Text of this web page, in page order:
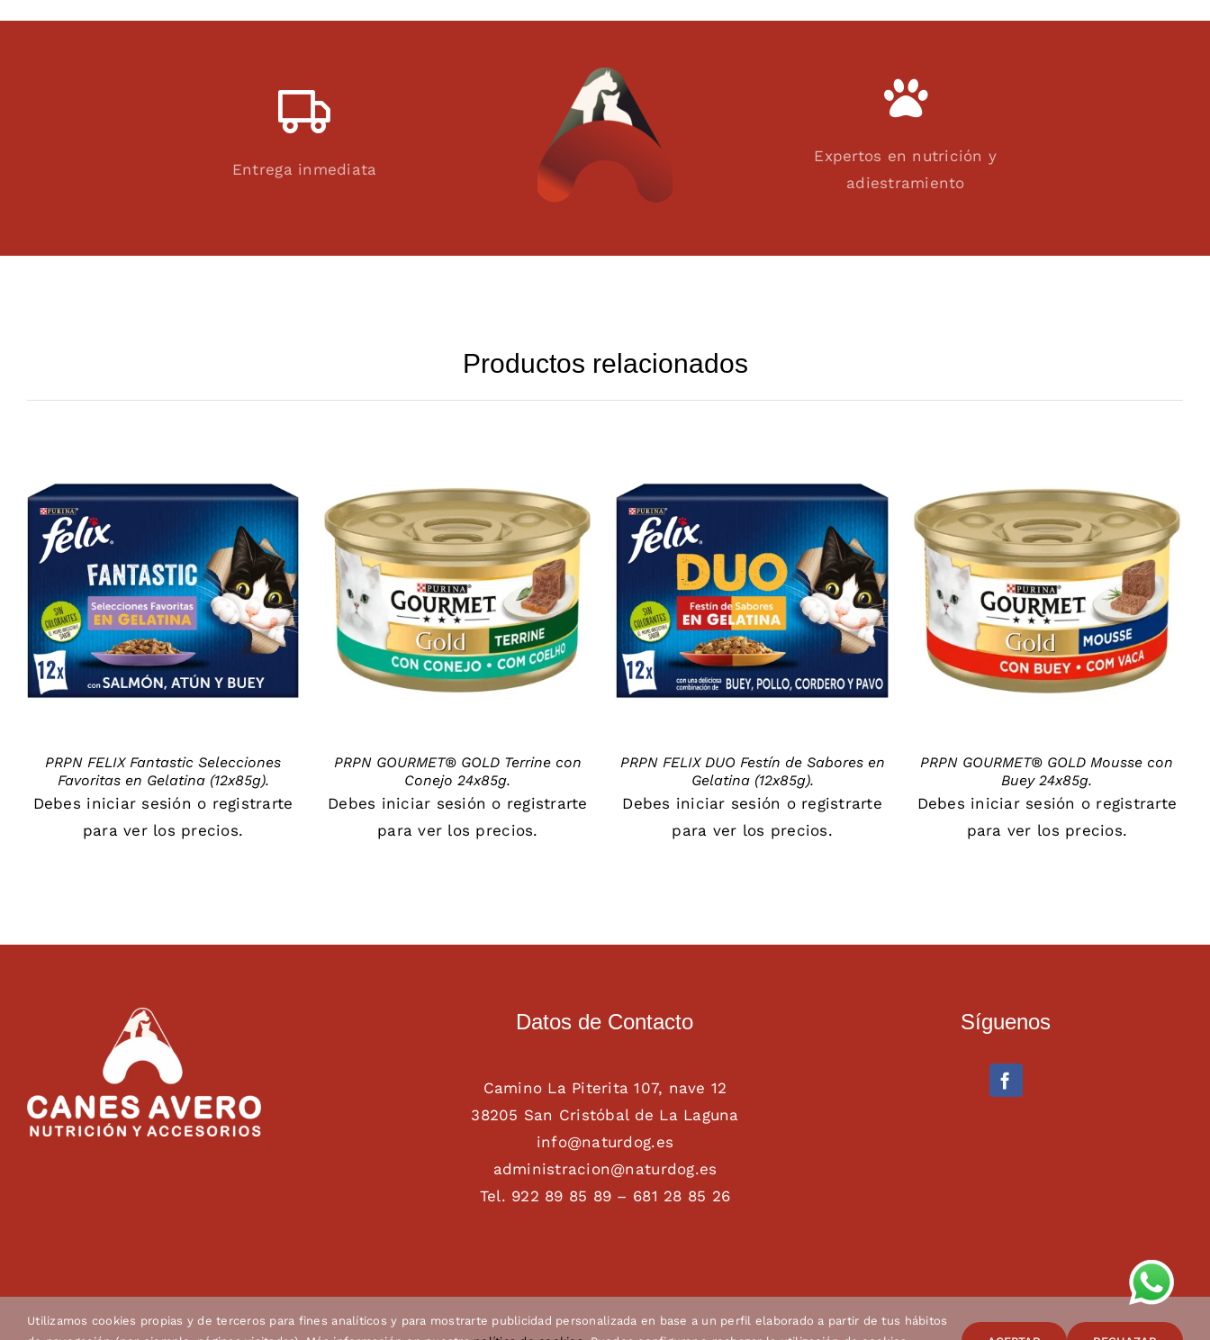
Entrega inmediata
Expertos en nutrición y
adiestramiento
Productos relacionados
DETAILS
PRPN FELIX Fantastic Selecciones
Favoritas en Gelatina (12x85g).
Debes iniciar sesión o registrarte
para ver los precios.
DETAILS
PRPN GOURMET® GOLD Terrine con
Conejo 24x85g.
Debes iniciar sesión o registrarte
para ver los precios.
DETAILS
PRPN FELIX DUO Festín de Sabores en
Gelatina (12x85g).
Debes iniciar sesión o registrarte
para ver los precios.
DETAILS
PRPN GOURMET® GOLD Mousse con
Buey 24x85g.
Debes iniciar sesión o registrarte
para ver los precios.
Datos de Contacto
Camino La Piterita 107, nave 12
38205 San Cristóbal de La Laguna
info@naturdog.es
administracion@naturdog.es
Tel. 922 89 85 89 – 681 28 85 26
Síguenos
Utilizamos cookies propias y de terceros para fines analíticos y para mostrarte publicidad personalizada en base a un perfil elaborado a partir de tus hábitos